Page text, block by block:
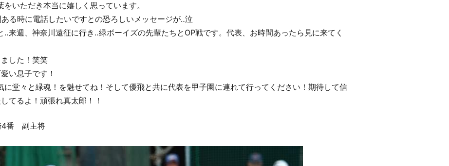
いただき本当に嬉しく思っています。
る時に電話したいですとの恐ろしいメッセージが‥泣
来週、神奈川遠征に行き‥緑ボーイズの先輩たちとOP戦です。代表、お時間あったら見に来てく
した！笑笑
い息子です！
に堂々と緑魂！を魅せてね！そして優飛と共に代表を甲子園に連れて行ってください！期待して信
てるよ！頑張れ真太郎！！
4番 副主将